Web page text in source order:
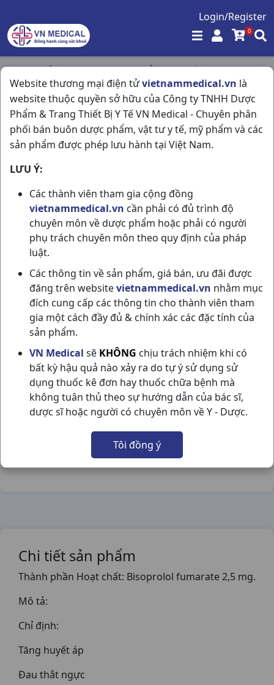
Login/Register
0
Website thương mại điện tửvietnammedical.vn là
website thuộc quyền sở hữu của Công ty TNHH Dược
Phẩm & Trang Thiết Bị Y Tế VN Medical - Chuyên phân
phối bán buôn dược phẩm, vật tư y tế, mỹ phẩm và các
sản phẩm được phép lưu hành tại Việt Nam.
LƯU Ý:
Các thành viên tham gia cộng đồng
vietnammedical.vn cần phải có đủ trình độ
chuyên môn về dược phẩm hoặc phải có người
phụ trách chuyên môn theo quy định của pháp
luật.
Các thông tin về sản phẩm, giá bán, ưu đãi được
đăng trên websitevietnammedical.vn nhằm mục
đích cung cấp các thông tin cho thành viên tham
gia một cách đầy đủ & chính xác các đặc tính của
sản phẩm.
VN Medical sẽ KHÔNG chịu trách nhiệm khi có
bất kỳ hậu quả nào xảy ra do tự ý sử dụng sử
dụng thuốc kê đơn hay thuốc chữa bệnh mà
không tuân thủ theo sự hướng dẫn của bác sĩ,
dược sĩ hoặc người có chuyên môn về Y - Dược.
Tôi đồng ý
Trang chủ / Tim Mạch - Lợi Tiểu- Nội Tiết /
Bisoprolol 2,5 H30v Stellapharm
BISOPROLOL 2,5 H30V STELLAPHARM
NSX:Stellapharm
Nhóm hàng:Tim Mạch - Lợi Tiểu- Nội Tiết,
Chia sẻ qua mạng xã hội:
Chi tiết sản phẩm
Thành phần Hoạt chất: Bisoprolol fumarate 2,5 mg.
Mô tả:
Chỉ định:
Tăng huyết áp
Đau thắt ngực